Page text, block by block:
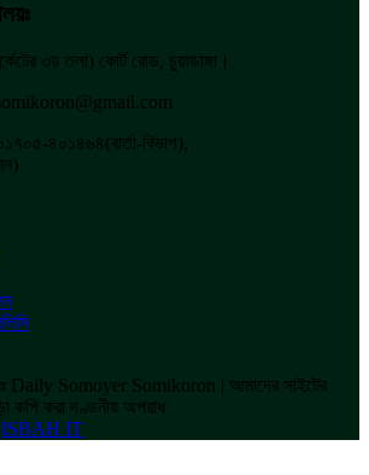
৩য় তলা) কোর্ট রোড, চুয়াডাঙ্গা।
৪০১৪৬৪(বার্তা-বিভাগ),
Daily Somoyer Somikoron | আমাদের সাইটের
কপি করা দণ্ডনীয় অপরাধ
ISBAH IT